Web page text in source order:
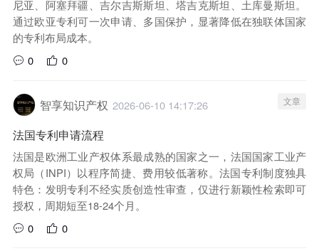
尼亚、阿塞拜疆、吉尔吉斯斯坦、塔吉克斯坦、土库曼斯坦。
通过欧亚专利可一次申请、多国保护，显著降低在独联体国家
的专利布局成本。
0
0
智享知识产权 2026-06-10 14:17:26 文章
法国专利申请流程
法国是欧洲工业产权体系最成熟的国家之一，法国国家工业产
权局（INPI）以程序简捷、费用较低著称。法国专利制度独具
特色：发明专利不经实质创造性审查，仅进行新颖性检索即可
授权，周期短至18-24个月。
0
0